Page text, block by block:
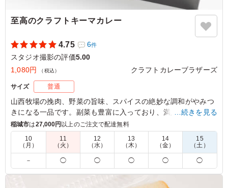
至高のクラフトキーマカレー
4.75 6件
スタジオ撮影の評価5.00
1,080円
（税込） クラフトカレーブラザーズ
サイズ 普通
山西牧場の挽肉、野菜の旨味、スパイスの絶妙な調和がやみつ
きになる一品です。副菜も豊富に入っており、満足感が高いな
がらもさらっとお召し上がりいただける、クラフトカレーブラ
ザーズでも人気の商品です。
※ご飯の種類を下記プルダウンよりお選びください。
※おしぼりが必要な場合は連絡事項にご記入ください。
…続きを見る
稲城市は27,000円 以上のご注文で配達無料
10
（月）
11
（火）
12
（水）
13
（木）
14
（金）
15
（土）
－ ◯ ◯ ◯ ◯ ◯